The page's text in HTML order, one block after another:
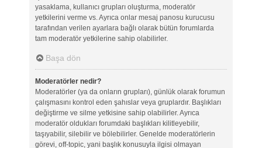
yasaklama, kullanıcı grupları oluşturma, moderatör
yetkilerini verme vs. Ayrıca onlar mesaj panosu kurucusu
tarafından verilen ayarlara bağlı olarak bütün forumlarda
tam moderatör yetkilerine sahip olabilirler.
Başa dön
Moderatörler nedir?
Moderatörler (ya da onların grupları), günlük olarak forumun
çalışmasını kontrol eden şahıslar veya gruplardır. Başlıkları
değiştirme ve silme yetkisine sahip olabilirler. Ayrıca
moderatör oldukları forumdaki başlıkları kilitleyebilir,
taşıyabilir, silebilir ve bölebilirler. Genelde moderatörlerin
görevi, off-topic, yani başlık konusuyla ilgisi olmayan